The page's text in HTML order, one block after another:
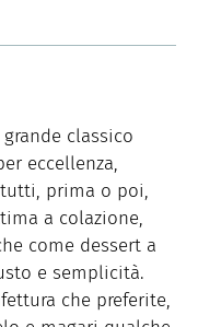
classico
eccellenza,
prima o poi,
a colazione,
come dessert a
e semplicità.
che preferite,